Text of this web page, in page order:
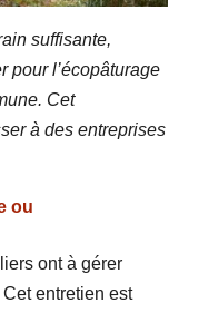
suffisante,
pour l’écopâturage
Cet
à des entreprises
ou
ont à gérer
Cet entretien est